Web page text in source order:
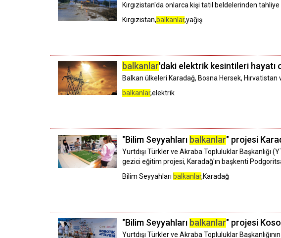
Kırgızistan'da onlarca kişi tatil beldelerinden
Kırgızistan,balkanlar,yağış
balkanlar'daki elektrik kesintileri hayatı
Balkan ülkeleri Karadağ, Bosna Hersek,
balkanlar,elektrik
"Bilim Seyyahları balkanlar" projesi
Yurtdışı Türkler ve Akraba Topluluklar
gezici eğitim projesi, Karadağ'ın başkenti
Bilim Seyyahları balkanlar,Karadağ
"Bilim Seyyahları balkanlar" projesi
Yurtdışı Türkler ve Akraba Topluluklar